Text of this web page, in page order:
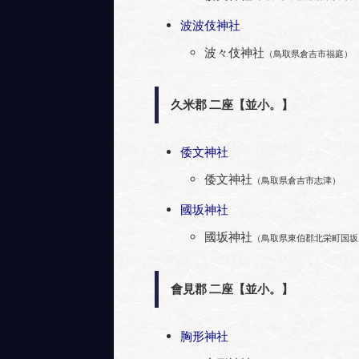
波波伎神社
波々伎神社 （鳥取県倉吉市福庭）
久米郡 二座【並小。】
倭文神社
倭文神社 （鳥取県倉吉市志津）
國坂神社
國坂神社 （鳥取県東伯郡北栄町国
會見郡 二座【並小。】
胸形神社